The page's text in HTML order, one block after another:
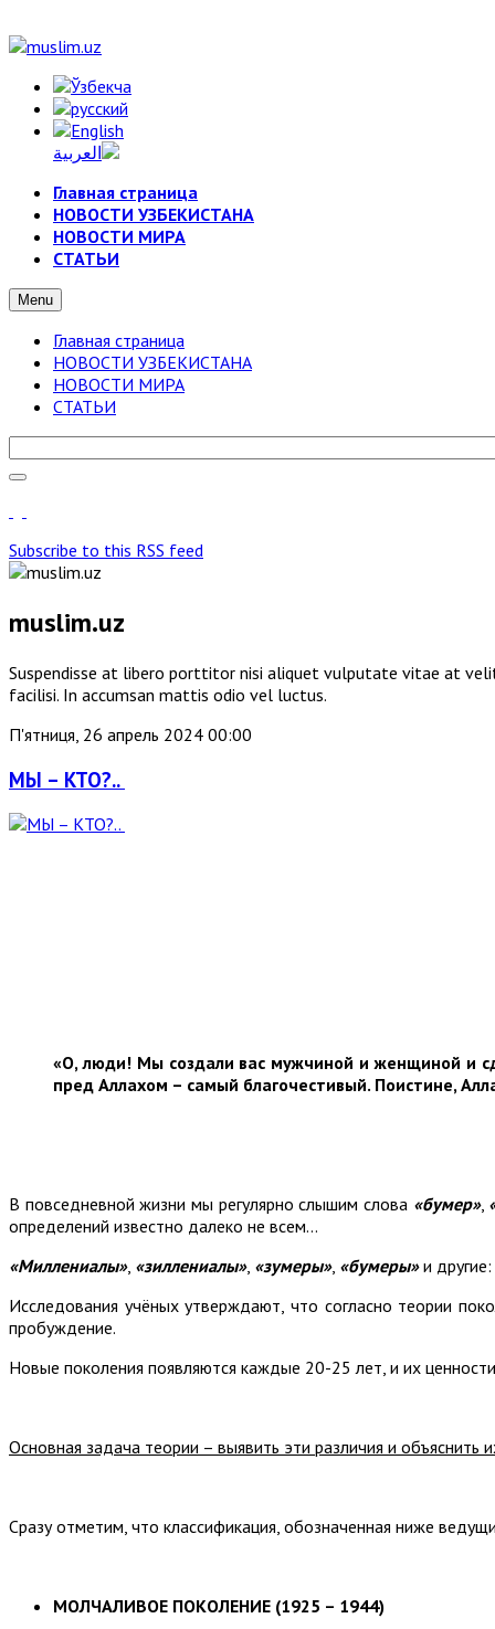
Главная страница
НОВОСТИ УЗБЕКИСТАНА
НОВОСТИ МИРА
СТАТЬИ
Menu
Главная страница
НОВОСТИ УЗБЕКИСТАНА
НОВОСТИ МИРА
СТАТЬИ
Subscribe to this RSS feed
muslim.uz
Suspendisse at libero porttitor nisi aliquet vulputate vitae at
facilisi. In accumsan mattis odio vel luctus.
П'ятниця, 26 апрель 2024 00:00
МЫ – КТО?..
«О, люди! Мы создали вас мужчиной и женщиной и
пред Аллахом – самый благочестивый. Поистине,
В повседневной жизни мы регулярно слышим слова «бумер»,
определений известно далеко не всем...
«Миллениалы», «зиллениалы», «зумеры», «бумеры»и
Исследования учёных утверждают, что согласно теории
пробуждение.
Новые поколения появляются каждые 20-25 лет, и их
Основная задача теории – выявить эти различия и объяснить
Сразу отметим, что классификация, обозначенная ниже
МОЛЧАЛИВОЕ ПОКОЛЕНИЕ (1925 – 1944)